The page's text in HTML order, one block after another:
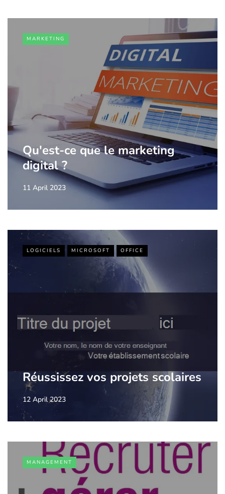
MARKETING
Qu'est-ce que le marketing
digital ?
11 April 2023
LOGICIELS MICROSOFT OFFICE
Réussissez vos projets scolaires
12 April 2023
MANAGEMENT